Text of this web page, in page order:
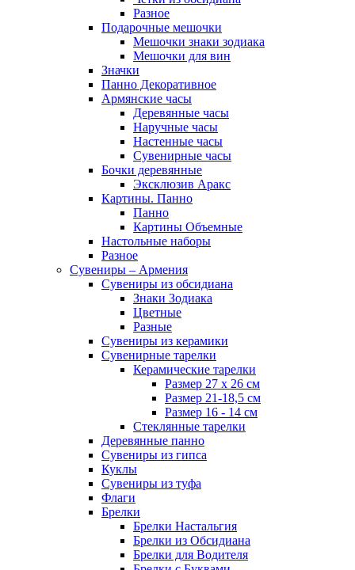
Разное
Подарочные мешочки
Мешочки знаки зодиака
Мешочки для вин
Значки
Панно Декоративное
Армянские часы
Деревянные часы
Наручные часы
Настенные часы
Сувенирные часы
Бочки деревянные
Эксклюзив Аракс
Картины. Панно
Панно
Картины Объемные
Настольные наборы
Разное
Сувениры – Армения
Сувениры из обсидиана
Знаки Зодиака
Цветные
Разные
Сувениры из керамики
Сувенирные тарелки
Керамические тарелки
Размер 27 х 26 см
Размер 21-18,5 см
Размер 16 - 14 см
Стеклянные тарелки
Деревянные панно
Сувениры из гипса
Куклы
Сувениры из туфа
Флаги
Брелки
Брелки Настальгия
Брелки из Обсидиана
Брелки для Водителя